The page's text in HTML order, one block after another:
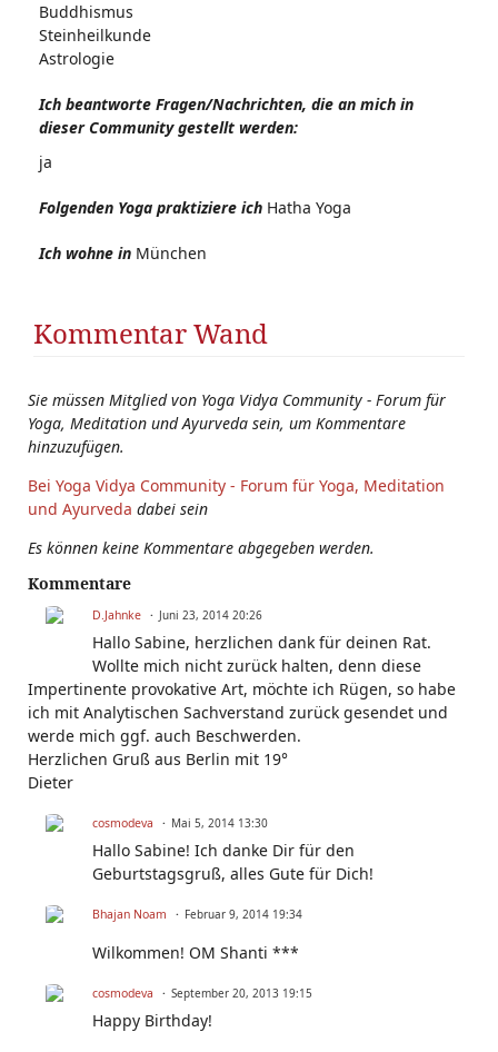
Buddhismus
Steinheilkunde
Astrologie
Ich beantworte Fragen/Nachrichten, die an mich in
dieser Community gestellt werden:
ja
Folgenden Yoga praktiziere ich Hatha Yoga
Ich wohne in München
Kommentar Wand
Sie müssen Mitglied von Yoga Vidya Community - Forum für
Yoga, Meditation und Ayurveda sein, um Kommentare
hinzuzufügen.
Bei Yoga Vidya Community - Forum für Yoga, Meditation
und Ayurveda dabei sein
Es können keine Kommentare abgegeben werden.
Kommentare
D.Jahnke Juni 23, 2014 20:26
Hallo Sabine, herzlichen dank für deinen Rat.
Wollte mich nicht zurück halten, denn diese
Impertinente provokative Art, möchte ich Rügen, so habe
ich mit Analytischen Sachverstand zurück gesendet und
werde mich ggf. auch Beschwerden.
Herzlichen Gruß aus Berlin mit 19°
Dieter
cosmodeva Mai 5, 2014 13:30
Hallo Sabine! Ich danke Dir für den
Geburtstagsgruß, alles Gute für Dich!
Bhajan Noam Februar 9, 2014 19:34
Wilkommen! OM Shanti ***
cosmodeva September 20, 2013 19:15
Happy Birthday!